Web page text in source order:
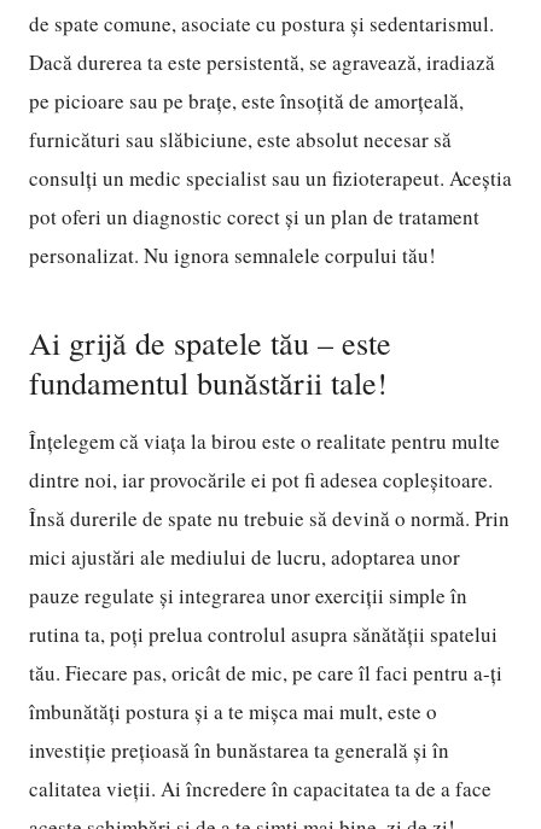
de spate comune, asociate cu postura și sedentarismul.
Dacă durerea ta este persistentă, se agravează, iradiază
pe picioare sau pe brațe, este însoțită de amorțeală,
furnicături sau slăbiciune, este absolut necesar să
consulți un medic specialist sau un fizioterapeut. Aceștia
pot oferi un diagnostic corect și un plan de tratament
personalizat. Nu ignora semnalele corpului tău!
Ai grijă de spatele tău – este
fundamentul bunăstării tale!
Înțelegem că viața la birou este o realitate pentru multe
dintre noi, iar provocările ei pot fi adesea copleșitoare.
Însă durerile de spate nu trebuie să devină o normă. Prin
mici ajustări ale mediului de lucru, adoptarea unor
pauze regulate și integrarea unor exerciții simple în
rutina ta, poți prelua controlul asupra sănătății spatelui
tău. Fiecare pas, oricât de mic, pe care îl faci pentru a-ți
îmbunătăți postura și a te mișca mai mult, este o
investiție prețioasă în bunăstarea ta generală și în
calitatea vieții. Ai încredere în capacitatea ta de a face